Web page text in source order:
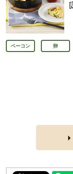
[
ベーコン 卵